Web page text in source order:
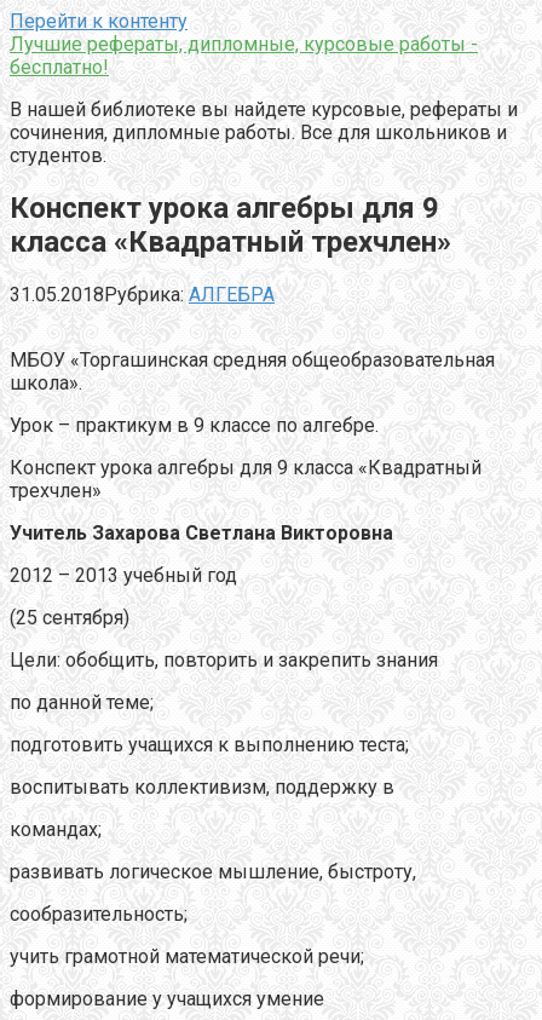
Перейти к контенту
Лучшие рефераты, дипломные, курсовые работы -
бесплатно!
В нашей библиотеке вы найдете курсовые, рефераты и
сочинения, дипломные работы. Все для школьников и
студентов.
Конспект урока алгебры для 9
класса «Квадратный трехчлен»
31.05.2018Рубрика: АЛГЕБРА
МБОУ «Торгашинская средняя общеобразовательная
школа».
Урок – практикум в 9 классе по алгебре.
Конспект урока алгебры для 9 класса «Квадратный
трехчлен»
Учитель Захарова Светлана Викторовна
2012 – 2013 учебный год
(25 сентября)
Цели: обобщить, повторить и закрепить знания
по данной теме;
подготовить учащихся к выполнению теста;
воспитывать коллективизм, поддержку в
командах;
развивать логическое мышление, быстроту,
сообразительность;
учить грамотной математической речи;
формирование у учащихся умение